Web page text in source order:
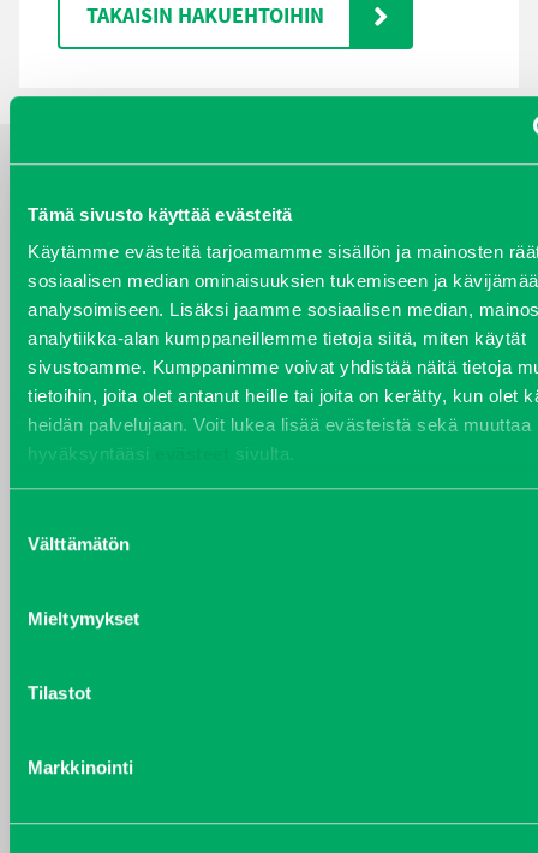
Tämä sivusto käyttää evästeitä
Käytämme evästeitä tarjoamamme sisällön ja mainosten
sosiaalisen median ominaisuuksien tukemiseen ja
analysoimiseen. Lisäksi jaamme sosiaalisen median,
analytiikka-alan kumppaneillemme tietoja siitä, miten käytät
sivustoamme. Kumppanimme voivat yhdistää näitä tietoja
tietoihin, joita olet antanut heille tai joita on kerätty, kun olet
heidän palvelujaan. Voit lukea lisää evästeistä sekä muuttaa
hyväksyntääsi
sivulta.
valinta
Välttämätön
Mieltymykset
Tilastot
Markkinointi
TAKAISIN HAKUEHTOIHIN
YHTEYSTIEDOT
VARAOSAT
Varaosat
Puh 020 7458 686
varaosat@j-trading.fi